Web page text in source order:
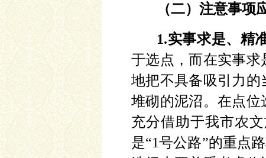
（二）注意事项
1.实事求是、精
于选点，而在实事
地把不具备吸引力
堆砌的泥沼。在点
充分借助于我市农
是“1号公路”的重点